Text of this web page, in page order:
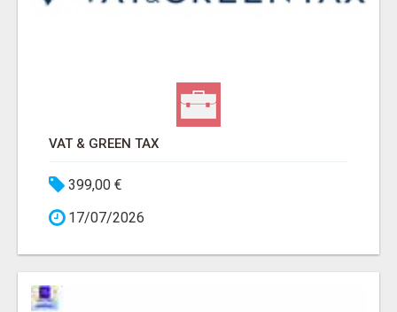
VAT & GREEN TAX
399,00 €
17/07/2026